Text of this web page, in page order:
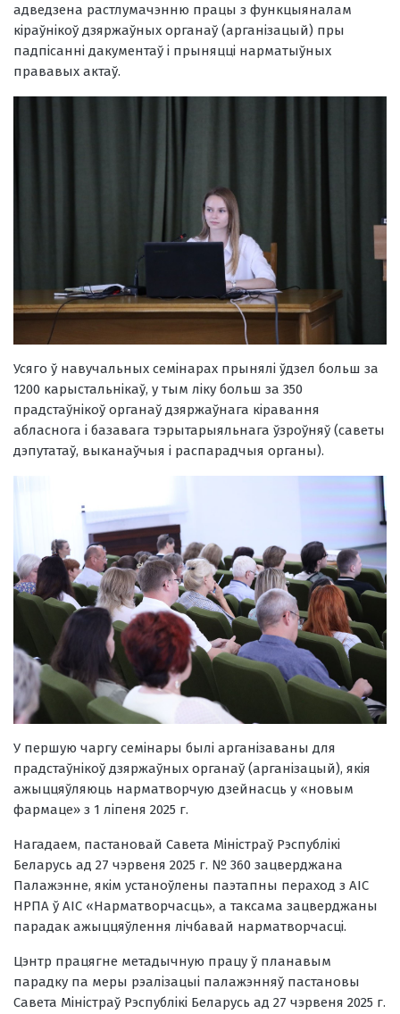
адведзена растлумачэнню працы з функцыяналам
кіраўнікоў дзяржаўных органаў (арганізацый) пры
падпісанні дакументаў і прыняцці нарматыўных
прававых актаў.
Усяго ў навучальных семінарах прынялі ўдзел больш за
1200 карыстальнікаў, у тым ліку больш за 350
прадстаўнікоў органаў дзяржаўнага кіравання
абласнога і базавага тэрытарыяльнага ўзроўняў (саветы
дэпутатаў, выканаўчыя і распарадчыя органы).
У першую чаргу семінары былі арганізаваны для
прадстаўнікоў дзяржаўных органаў (арганізацый), якія
ажыццяўляюць нарматворчую дзейнасць у «новым
фармаце» з 1 ліпеня 2025 г.
Нагадаем, пастановай Савета Міністраў Рэспублікі
Беларусь ад 27 чэрвеня 2025 г. № 360 зацверджана
Палажэнне, якім устаноўлены паэтапны пераход з АІС
НРПА ў АІС «Нарматворчасць», а таксама зацверджаны
парадак ажыццяўлення лічбавай нарматворчасці.
Цэнтр працягне метадычную працу ў планавым
парадку па меры рэалізацыі палажэнняў пастановы
Савета Міністраў Рэспублікі Беларусь ад 27 чэрвеня 2025 г.